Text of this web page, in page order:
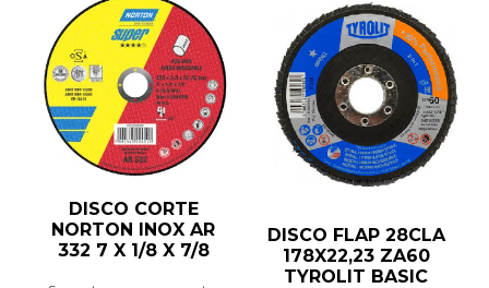
DISCO CORTE
NORTON INOX AR
332 7 X 1/8 X 7/8
DISCO FLAP 28CLA
178X22,23 ZA60
TYROLIT BASIC